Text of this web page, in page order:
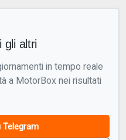
gli altri
in tempo reale
a MotorBox nei risultati
Telegram